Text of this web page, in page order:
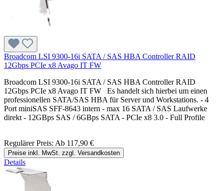
Broadcom LSI 9300-16i SATA / SAS HBA Controller RAID
12Gbps PCIe x8 Avago IT FW
Broadcom LSI 9300-16i SATA / SAS HBA Controller RAID
12Gbps PCIe x8 Avago IT FW Es handelt sich hierbei um einen
professionellen SATA/SAS HBA für Server und Workstations. - 4
Port miniSAS SFF-8643 intern - max 16 SATA / SAS Laufwerke
direkt - 12GBps SAS / 6GBps SATA - PCIe x8 3.0 - Full Profile
Regulärer Preis: Ab 117,90 €
Preise inkl. MwSt. zzgl. Versandkosten
Details